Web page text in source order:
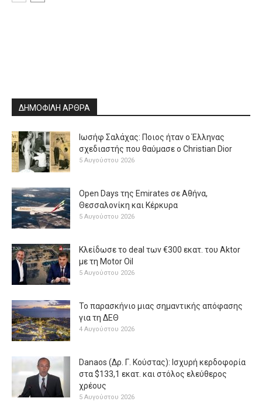
ΔΗΜΟΦΙΛΗ ΑΡΘΡΑ
Ιωσήφ Σαλάχας: Ποιος ήταν ο Έλληνας
σχεδιαστής που θαύμασε ο Christian Dior
5 Αυγούστου 2026
Open Days της Emirates σε Αθήνα,
Θεσσαλονίκη και Κέρκυρα
5 Αυγούστου 2026
Κλείδωσε το deal των €300 εκατ. του Aktor
με τη Μotor Oil
5 Αυγούστου 2026
Το παρασκήνιο μιας σημαντικής απόφασης
για τη ΔΕΘ
4 Αυγούστου 2026
Danaos (Δρ. Γ. Κούστας): Ισχυρή κερδοφορία
στα $133,1 εκατ. και στόλος ελεύθερος
χρέους
5 Αυγούστου 2026